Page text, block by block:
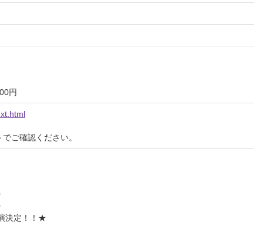
円
ご確認ください。
決定！！★